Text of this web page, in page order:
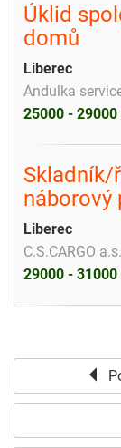
Úklid
domů
Liberec
Andulka
25000 -
Skladník/
náborový
Liberec
C.S.CARGO a.s.
29000 -